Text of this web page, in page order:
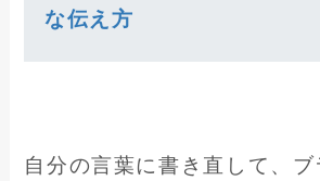
な伝え方
自分の言葉に書き直して、ブ